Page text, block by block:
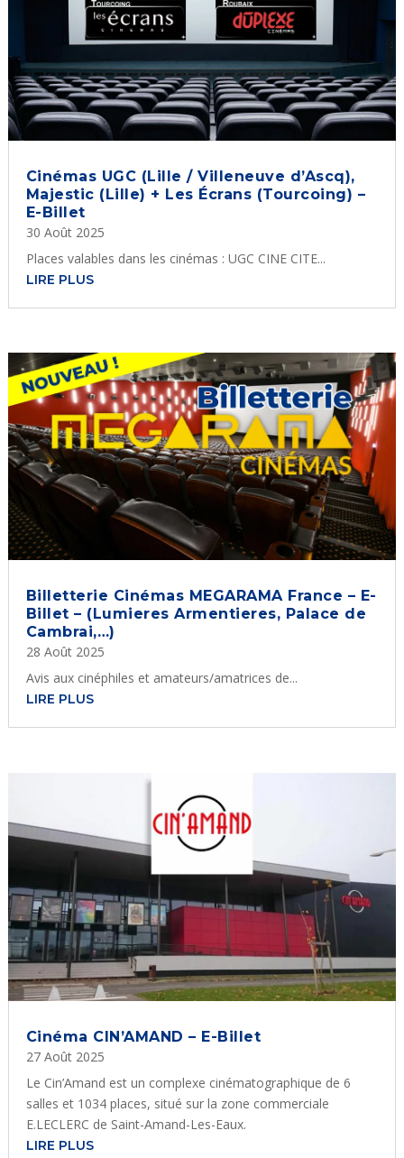
Cinémas UGC (Lille / Villeneuve d’Ascq),
Majestic (Lille) + Les Écrans (Tourcoing) –
E-Billet
30 Août 2025
Places valables dans les cinémas : UGC CINE CITE...
LIRE PLUS
Billetterie Cinémas MEGARAMA France – E-
Billet – (Lumieres Armentieres, Palace de
Cambrai,…)
28 Août 2025
Avis aux cinéphiles et amateurs/amatrices de...
LIRE PLUS
Cinéma CIN’AMAND – E-Billet
27 Août 2025
Le Cin’Amand est un complexe cinématographique de 6
salles et 1034 places, situé sur la zone commerciale
E.LECLERC de Saint-Amand-Les-Eaux.
LIRE PLUS